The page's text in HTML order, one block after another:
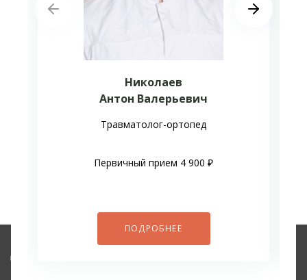
Николаев
Антон Валерьевич
Травматолог-ортопед
Первичный прием 4 900 ₽
ПОДРОБНЕЕ